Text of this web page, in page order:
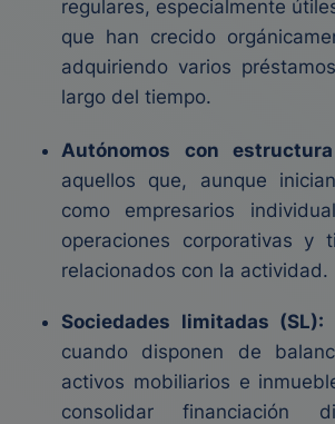
regulares, especialmente
que han crecido
adquiriendo varios
largo del tiempo.
Autónomos con
aquellos que, aunque
como empresarios
operaciones corporativas y
relacionados con la actividad.
Sociedades limitadas (SL):
cuando disponen de
activos mobiliarios e
consolidar financiación